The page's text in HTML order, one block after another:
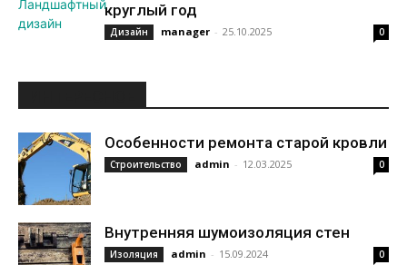
круглый год
Дизайн manager - 25.10.2025 0
Особенности ремонта старой кровли
Строительство admin - 12.03.2025 0
Внутренняя шумоизоляция стен
Изоляция admin - 15.09.2024 0